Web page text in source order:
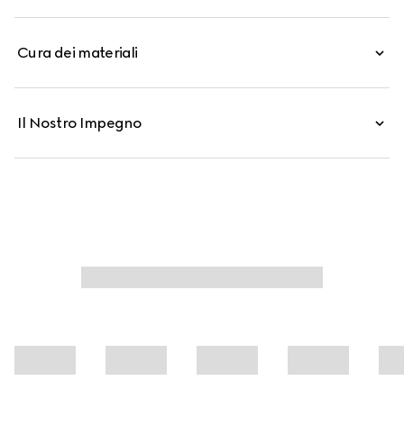
Cura dei materiali
Il Nostro Impegno